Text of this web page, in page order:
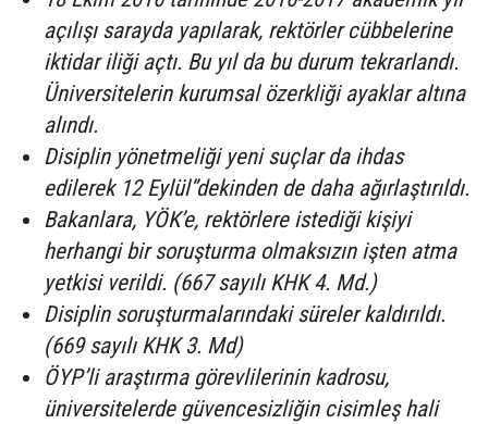
açılışı sarayda yapılarak, rektörler cübbelerine
iktidar iliği açtı. Bu yıl da bu durum tekrarlandı.
Üniversitelerin kurumsal özerkliği ayaklar altına
alındı.
Disiplin yönetmeliği yeni suçlar da ihdas
edilerek 12 Eylül”dekinden de daha ağırlaştırıldı.
Bakanlara, YÖK’e, rektörlere istediği kişiyi
herhangi bir soruşturma olmaksızın işten atma
yetkisi verildi. (667 sayılı KHK 4. Md.)
Disiplin soruşturmalarındaki süreler kaldırıldı.
(669 sayılı KHK 3. Md)
ÖYP’li araştırma görevlilerinin kadrosu,
üniversitelerde güvencesizliğin cisimleş hali